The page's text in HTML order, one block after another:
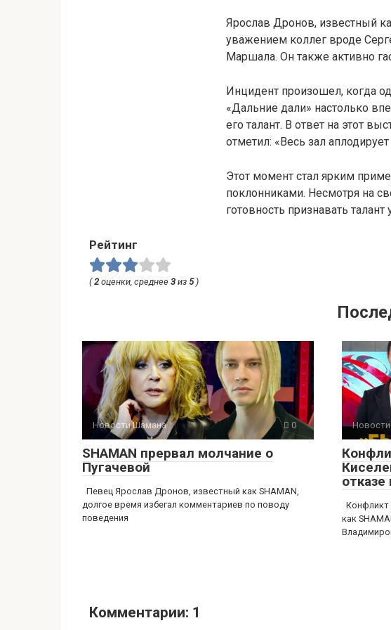
Ярослав Дронов, известный
уважением коллег вроде
Маршала. Он также активно
Инцидент произошел, когда
«Дальние дали» настолько
его талант. В ответ на этот
отметил: «Весь зал
Этот момент стал ярким
поклонниками. Несмотря на
готовность признавать талант
Рейтинг
(2 оценки, среднее 3 из 5)
Новости Шамана 0
SHAMAN прервал молчание о
Пугачевой
Певец Ярослав Дронов, известный как SHAMAN,
долгое время избегал комментариев по поводу
поведения
как
Комментарии: 1